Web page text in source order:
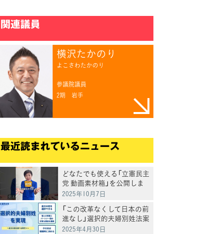
関連議員
横沢たかのり
よこさわたかのり
参議院議員
2期 岩手
最近読まれているニュース
どなたでも使える「立憲民主
党 動画素材箱」を公開しま
した
2025年10月7日
「この改革なくして日本の前
進なし」選択的夫婦別姓法案
を提出
2025年4月30日